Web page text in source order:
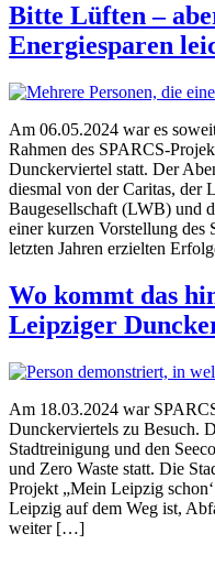
Bitte Lüften –
Energiesparen
Am 06.05.2024 war es
Rahmen des SPARCS-
Dunckerviertel statt. Der
diesmal von der Caritas, der
Baugesellschaft (LWB) und
einer kurzen Vorstellung des
letzten Jahren erzielten
Wo kommt das
Leipziger
Am 18.03.2024 war
Dunckerviertels zu Besuch.
Stadtreinigung und den
und Zero Waste statt. Die
Projekt „Mein Leipzig
Leipzig auf dem Weg ist,
weiter […]